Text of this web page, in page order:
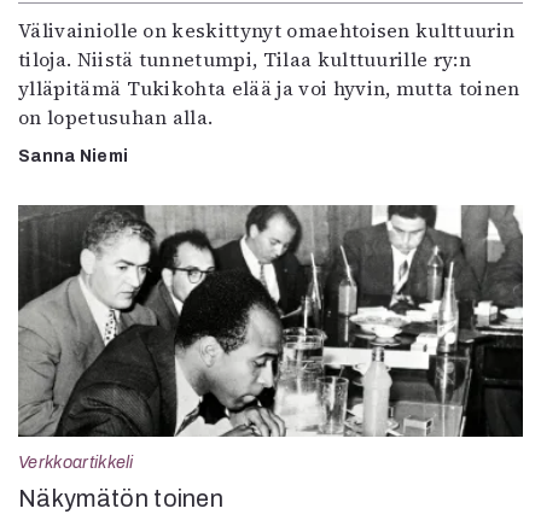
Välivainiolle on keskittynyt omaehtoisen kulttuurin
tiloja. Niistä tunnetumpi, Tilaa kulttuurille ry:n
ylläpitämä Tukikohta elää ja voi hyvin, mutta toinen
on lopetusuhan alla.
Sanna Niemi
Verkkoartikkeli
Näkymätön toinen